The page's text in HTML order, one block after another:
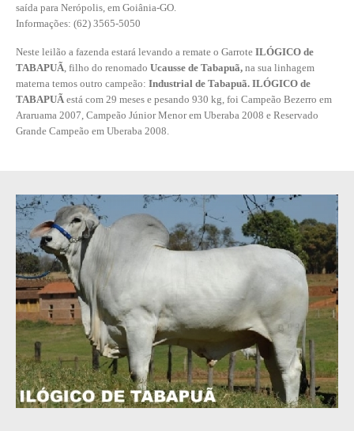
saída para Nerópolis, em Goiânia-GO.
Informações: (62) 3565-5050
Neste leilão a fazenda estará levando a remate o Garrote ILÓGICO de
TABAPUÃ , filho do renomado Ucausse de Tabapuã, na sua linhagem
materna temos outro campeão: Industrial de Tabapuã. ILÓGICO de
TABAPUÃ está com 29 meses e pesando 930 kg, foi Campeão Bezerro em
Araruama 2007, Campeão Júnior Menor em Uberaba 2008 e Reservado
Grande Campeão em Uberaba 2008.